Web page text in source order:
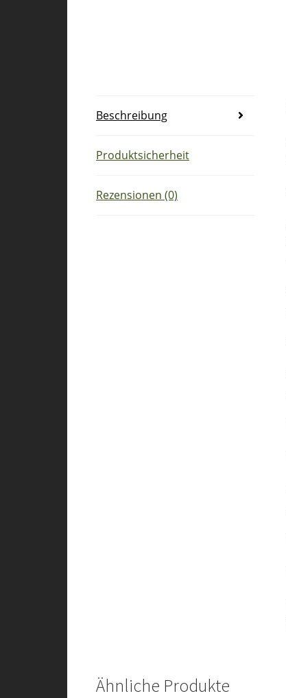
Beschreibung
Produktsicherheit
Rezensionen (0)
Ähnliche Produkte